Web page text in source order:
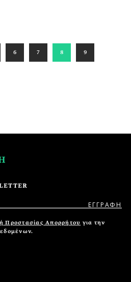
6 7 8 9
Προστασίας Απορρήτου για την